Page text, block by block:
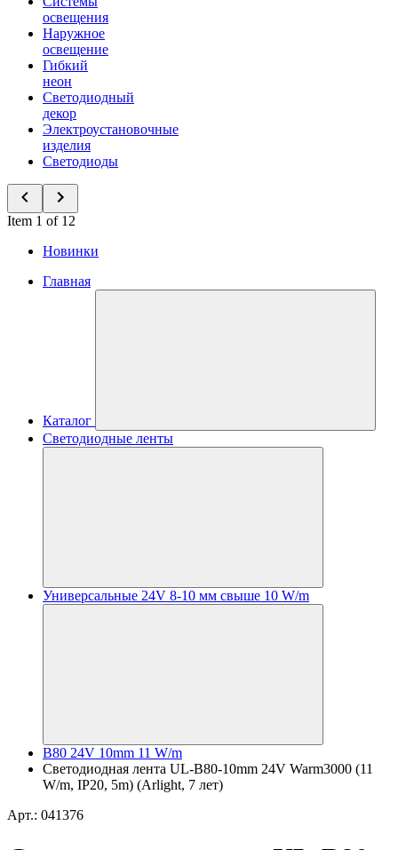
освещения
Наружное
освещение
Гибкий
неон
Светодиодный
декор
Электроустановочные
изделия
Светодиоды
Item 1 of 12
Новинки
Главная
Каталог
Светодиодные ленты
Универсальные 24V 8-10 мм свыше 10 W/m
B80 24V 10mm 11 W/m
Светодиодная лента UL-B80-10mm 24V Warm3000 (11
W/m, IP20, 5m) (Arlight, 7 лет)
Арт.: 041376